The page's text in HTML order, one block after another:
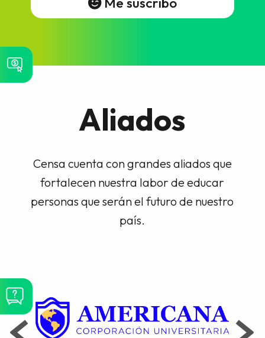
Aliados
Censa cuenta con grandes aliados que
fortalecen nuestra labor de educar
personas que serán el futuro de nuestro
país.